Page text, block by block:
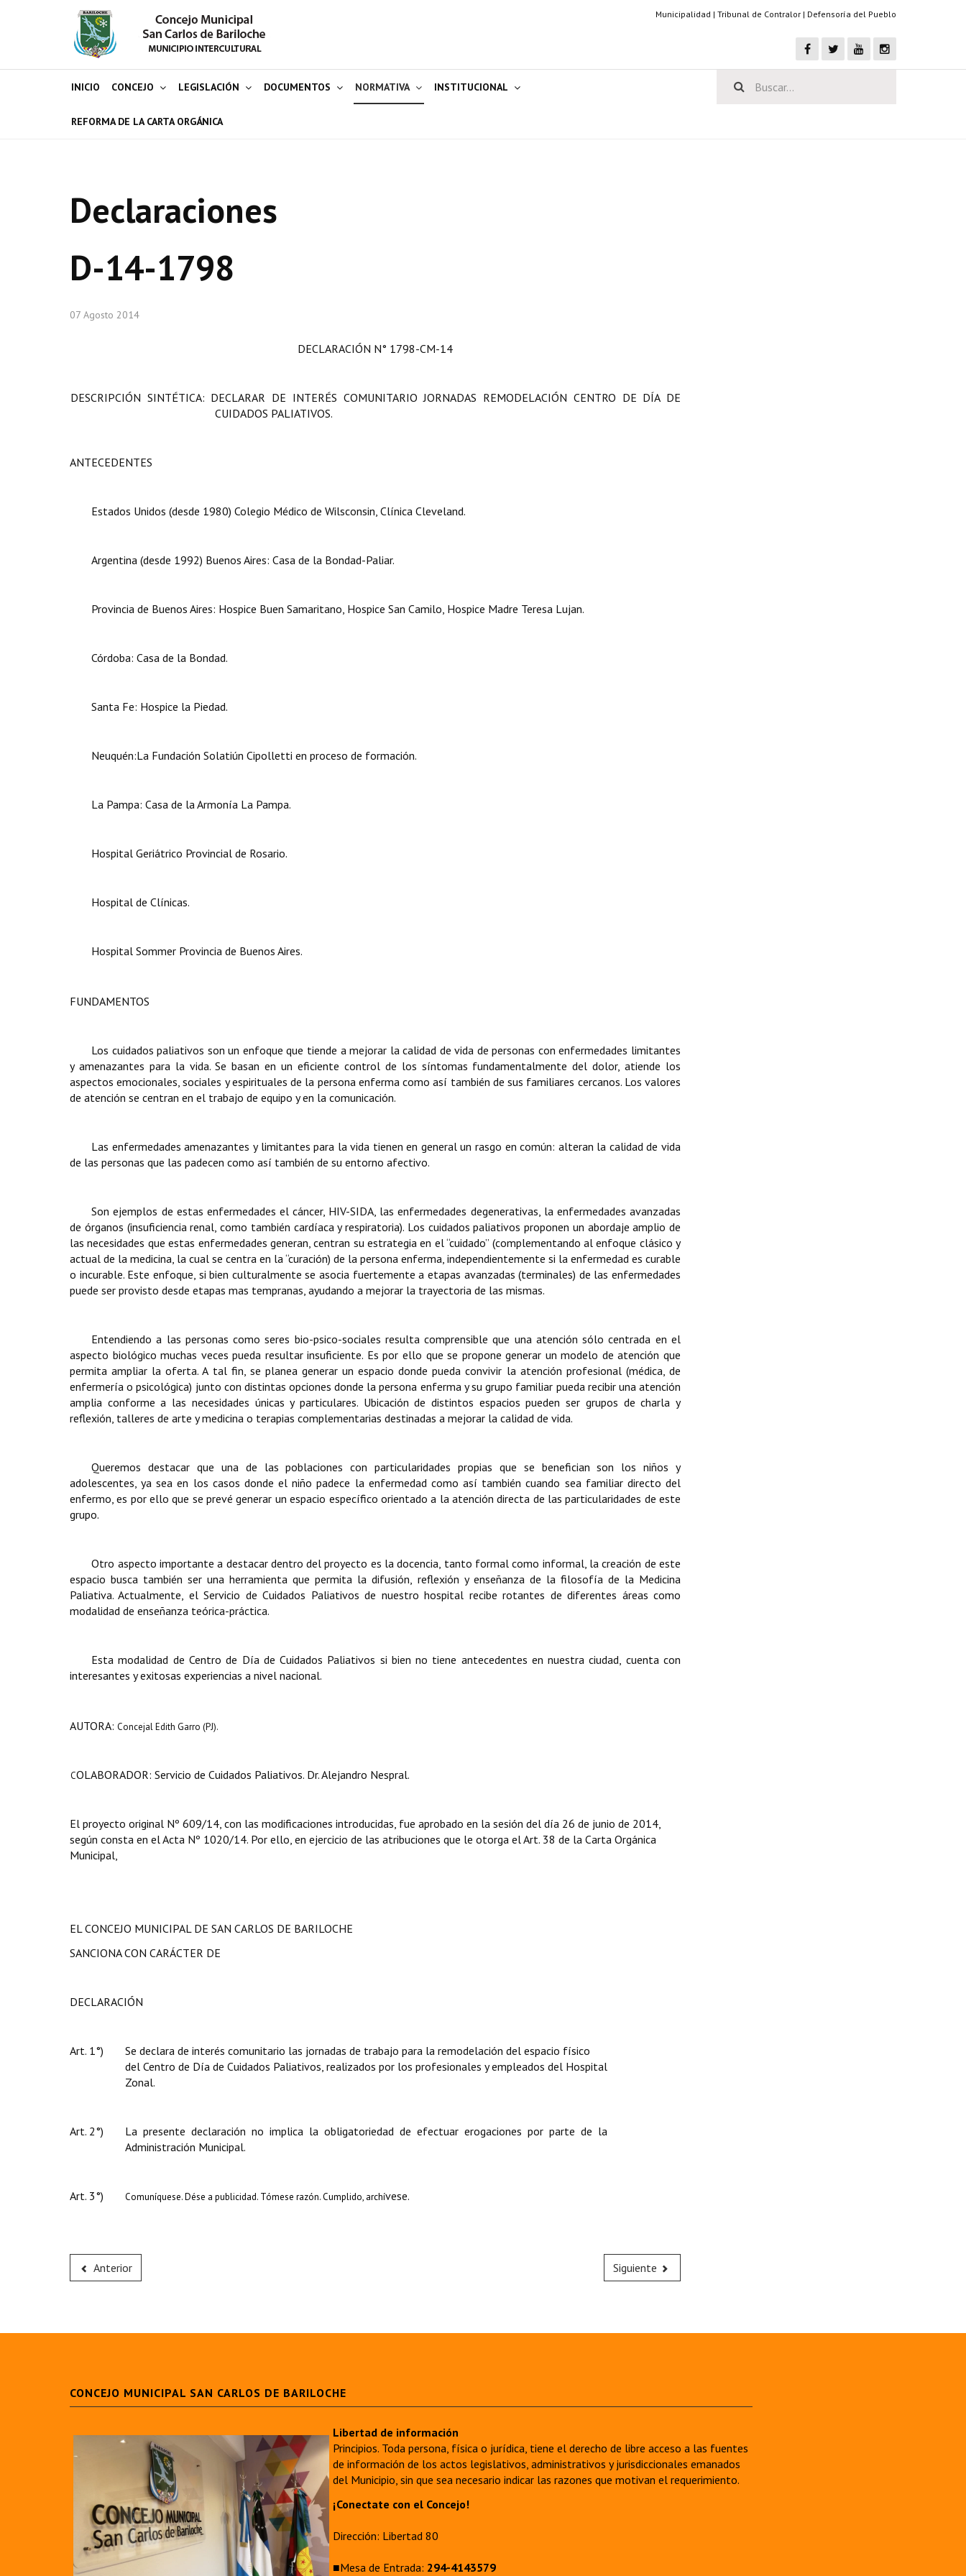
Municipalidad | Tribunal de Contralor | Defensoría del Pueblo
INICIO CONCEJO LEGISLACIÓN DOCUMENTOS NORMATIVA INSTITUCIONAL
REFORMA DE LA CARTA ORGÁNICA
Declaraciones
D-14-1798
07 Agosto 2014
DECLARACIÓN N° 1798-CM-14
DESCRIPCIÓN SINTÉTICA: DECLARAR DE INTERÉS COMUNITARIO JORNADAS REMODELACIÓN CENTRO DE DÍA DE
CUIDADOS PALIATIVOS.
ANTECEDENTES
Estados Unidos (desde 1980) Colegio Médico de Wilsconsin, Clínica Cleveland.
Argentina (desde 1992) Buenos Aires: Casa de la Bondad-Paliar.
Provincia de Buenos Aires: Hospice Buen Samaritano, Hospice San Camilo, Hospice Madre Teresa Lujan.
Córdoba: Casa de la Bondad.
Santa Fe: Hospice la Piedad.
Neuquén:La Fundación Solatiún Cipolletti en proceso de formación.
La Pampa: Casa de la Armonía La Pampa.
Hospital Geriátrico Provincial de Rosario.
Hospital de Clínicas.
Hospital Sommer Provincia de Buenos Aires.
FUNDAMENTOS
Los cuidados paliativos son un enfoque que tiende a mejorar la calidad de vida de personas con enfermedades limitantes
y amenazantes para la vida. Se basan en un eficiente control de los síntomas fundamentalmente del dolor, atiende los
aspectos emocionales, sociales y espirituales de la persona enferma como así también de sus familiares cercanos. Los valores
de atención se centran en el trabajo de equipo y en la comunicación.
Las enfermedades amenazantes y limitantes para la vida tienen en general un rasgo en común: alteran la calidad de vida
de las personas que las padecen como así también de su entorno afectivo.
Son ejemplos de estas enfermedades el cáncer, HIV-SIDA, las enfermedades degenerativas, la enfermedades avanzadas
de órganos (insuficiencia renal, como también cardíaca y respiratoria). Los cuidados paliativos proponen un abordaje amplio de
las necesidades que estas enfermedades generan, centran su estrategia en el “cuidado” (complementando al enfoque clásico y
actual de la medicina, la cual se centra en la “curación) de la persona enferma, independientemente si la enfermedad es curable
o incurable. Este enfoque, si bien culturalmente se asocia fuertemente a etapas avanzadas (terminales) de las enfermedades
puede ser provisto desde etapas mas tempranas, ayudando a mejorar la trayectoria de las mismas.
Entendiendo a las personas como seres bio-psico-sociales resulta comprensible que una atención sólo centrada en el
aspecto biológico muchas veces pueda resultar insuficiente. Es por ello que se propone generar un modelo de atención que
permita ampliar la oferta. A tal fin, se planea generar un espacio donde pueda convivir la atención profesional (médica, de
enfermería o psicológica) junto con distintas opciones donde la persona enferma y su grupo familiar pueda recibir una atención
amplia conforme a las necesidades únicas y particulares. Ubicación de distintos espacios pueden ser grupos de charla y
reflexión, talleres de arte y medicina o terapias complementarias destinadas a mejorar la calidad de vida.
Queremos destacar que una de las poblaciones con particularidades propias que se benefician son los niños y
adolescentes, ya sea en los casos donde el niño padece la enfermedad como así también cuando sea familiar directo del
enfermo, es por ello que se prevé generar un espacio específico orientado a la atención directa de las particularidades de este
grupo.
Otro aspecto importante a destacar dentro del proyecto es la docencia, tanto formal como informal, la creación de este
espacio busca también ser una herramienta que permita la difusión, reflexión y enseñanza de la filosofía de la Medicina
Paliativa. Actualmente, el Servicio de Cuidados Paliativos de nuestro hospital recibe rotantes de diferentes áreas como
modalidad de enseñanza teórica-práctica.
Esta modalidad de Centro de Día de Cuidados Paliativos si bien no tiene antecedentes en nuestra ciudad, cuenta con
interesantes y exitosas experiencias a nivel nacional.
AUTORA: Concejal Edith Garro (PJ).
COLABORADOR: Servicio de Cuidados Paliativos. Dr. Alejandro Nespral.
El proyecto original Nº 609/14, con las modificaciones introducidas, fue aprobado en la sesión del día 26 de junio de 2014,
según consta en el Acta Nº 1020/14. Por ello, en ejercicio de las atribuciones que le otorga el Art. 38 de la Carta Orgánica
Municipal,
EL CONCEJO MUNICIPAL DE SAN CARLOS DE BARILOCHE
SANCIONA CON CARÁCTER DE
DECLARACIÓN
Art. 1°)
Se declara de interés comunitario las jornadas de trabajo para la remodelación del espacio físico
del Centro de Día de Cuidados Paliativos, realizados por los profesionales y empleados del Hospital
Zonal.
Art. 2°)
La presente declaración no implica la obligatoriedad de efectuar erogaciones por parte de la
Administración Municipal.
Art. 3°) Comuníquese. Dése a publicidad. Tómese razón. Cumplido, archívese.
Anterior Siguiente
CONCEJO MUNICIPAL SAN CARLOS DE BARILOCHE
Libertad de información
Principios. Toda persona, física o jurídica, tiene el derecho de libre acceso a las fuentes
de información de los actos legislativos, administrativos y jurisdiccionales emanados
del Municipio, sin que sea necesario indicar las razones que motivan el requerimiento.
¡Conectate con el Concejo!
Dirección: Libertad 80
■Mesa de Entrada: 294-4143579